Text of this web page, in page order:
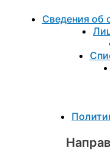
Сведения об